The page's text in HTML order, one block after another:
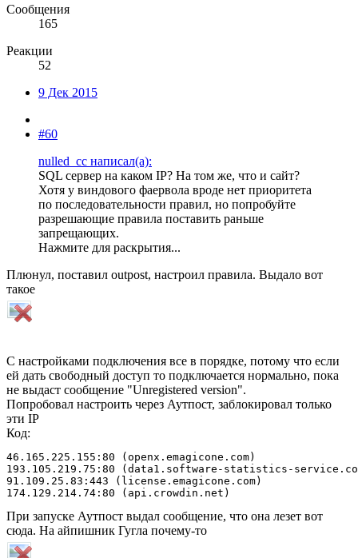
Сообщения
165
Реакции
52
9 Дек 2015
#60
nulled_cc написал(а):
SQL сервер на каком IP? На том же, что и сайт?
Хотя у виндового фаервола вроде нет приоритета
по последовательности правил, но попробуйте
разрешающие правила поставить раньше
запрещающих.
Нажмите для раскрытия...
Плюнул, поставил outpost, настроил правила. Выдало вот
такое
С настройками подключения все в порядке, потому что если
ей дать свободный доступ то подключается нормально, пока
не выдаст сообщение "Unregistered version".
Попробовал настроить через Аутпост, заблокировал только
эти IP
Код:
46.165.225.155:80 (openx.emagicone.com)
193.105.219.75:80 (data1.software-statistics-
91.109.25.83:443 (license.emagicone.com)
174.129.214.74:80 (api.crowdin.net)
При запуске Аутпост выдал сообщение, что она лезет вот
сюда. На айпишник Гугла почему-то